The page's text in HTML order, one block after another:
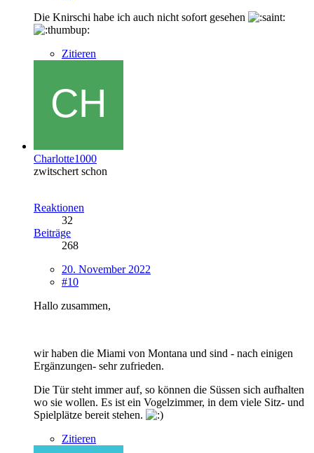
Die Knirschi habe ich auch nicht sofort gesehen
Zitieren
Charlotte1000
zwitschert schon
Reaktionen
32
Beiträge
268
20. November 2022
#10
Hallo zusammen,
wir haben die Miami von Montana und sind - nach einigen
Ergänzungen- sehr zufrieden.
Die Tür steht immer auf, so können die Süssen sich aufhalten
wo sie wollen. Es ist ein Vogelzimmer, in dem viele Sitz- und
Spielplätze bereit stehen.
Zitieren